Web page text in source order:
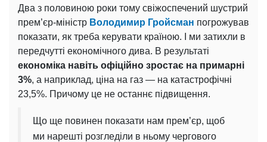
Два з половиною роки тому свіжоспечений шустрий
прем’єр-міністр Володимир Гройсман погрожував
показати, як треба керувати країною. І ми затихли в
передчутті економічного дива. В результаті
економіка навіть офіційно зростає на примарні
3%, а наприклад, ціна на газ — на катастрофічні
23,5%. Причому це не останнє підвищення.
Що ще повинен показати нам прем’єр, щоб
ми нарешті розгледіли в ньому чергового